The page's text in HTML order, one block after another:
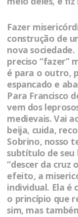
Fazer
construção de
nova
preciso “fazer”
é para o outro,
espancado e
Para Francisco
vem dos
medievais. Vai
beija, cuida,
Sobrino, nosso
subtítulo de seu
“descer da cruz
efeito, a
individual. Ela é
o princípio que
sim, mas